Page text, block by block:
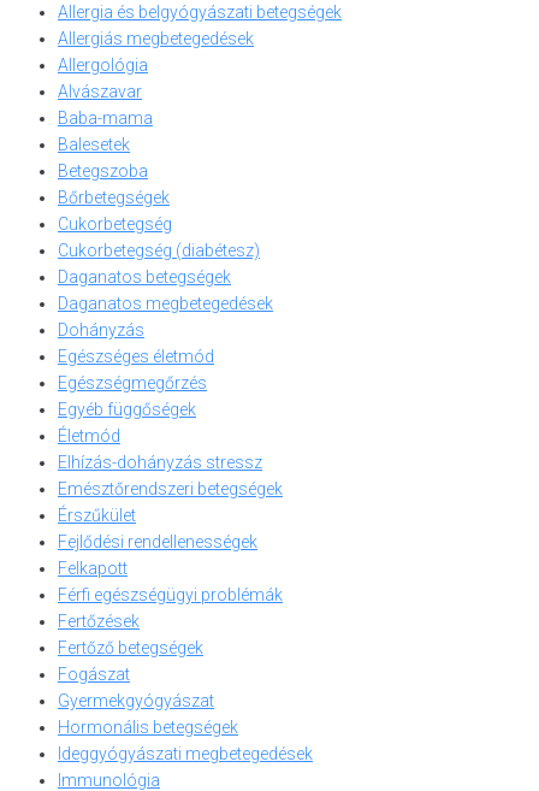
Allergia és belgyógyászati betegségek
Allergiás megbetegedések
Allergológia
Alvászavar
Baba-mama
Balesetek
Betegszoba
Bőrbetegségek
Cukorbetegség
Cukorbetegség (diabétesz)
Daganatos betegségek
Daganatos megbetegedések
Dohányzás
Egészséges életmód
Egészségmegőrzés
Egyéb függőségek
Életmód
Elhízás-dohányzás stressz
Emésztőrendszeri betegségek
Érszűkület
Fejlődési rendellenességek
Felkapott
Férfi egészségügyi problémák
Fertőzések
Fertőző betegségek
Fogászat
Gyermekgyógyászat
Hormonális betegségek
Ideggyógyászati megbetegedések
Immunológia